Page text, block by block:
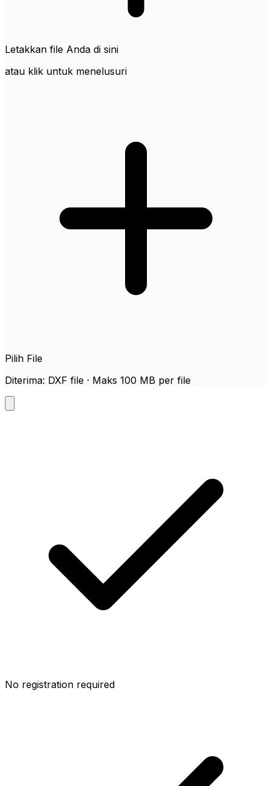
Letakkan file Anda di sini
atau klik untuk menelusuri
Pilih File
Diterima: DXF file · Maks 100 MB per file
No registration required